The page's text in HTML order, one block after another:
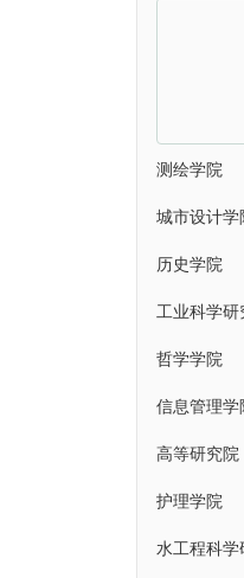
测绘学院
城市设计学
历史学院
工业科学研
哲学学院
信息管理学
高等研究院
护理学院
水工程科